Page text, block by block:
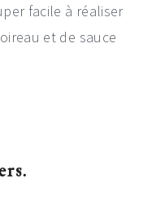
facile à réaliser
et de sauce